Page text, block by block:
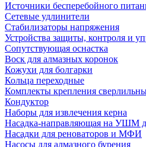
Источники бесперебойного
Сетевые удлинители
Стабилизаторы напряжения
Устройства защиты, контроля и
Сопутствующая оснастка
Воск для алмазных коронок
Кожухи для болгарки
Кольца переходные
Комплекты крепления
Кондуктор
Наборы для извлечения керна
Насадка-направляющая на УШМ
Насадки для реноваторов и МФИ
Насосы для алмазного бурения